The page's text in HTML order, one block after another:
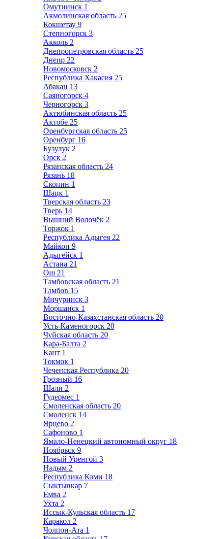
Омутнинск 1
Акмолинская область 25
Кокшетау 9
Степногорск 3
Акколь 2
Днепропетровская область 25
Днепр 22
Новомосковск 2
Республика Хакасия 25
Абакан 13
Саяногорск 4
Черногорск 3
Актюбинская область 25
Актобе 25
Оренбургская область 25
Оренбург 16
Бузулук 2
Орск 2
Рязанская область 24
Рязань 18
Скопин 1
Шацк 1
Тверская область 23
Тверь 14
Вышний Волочёк 2
Торжок 1
Республика Адыгея 22
Майкоп 9
Адыгейск 1
Астана 21
Ош 21
Тамбовская область 21
Тамбов 15
Мичуринск 3
Моршанск 1
Восточно-Казахстанская область 20
Усть-Каменогорск 20
Чуйская область 20
Кара-Балта 2
Кант 1
Токмок 1
Чеченская Республика 20
Грозный 16
Шали 2
Гудермес 1
Смоленская область 20
Смоленск 14
Ярцево 2
Сафоново 1
Ямало-Ненецкий автономный округ 18
Ноябрьск 9
Новый Уренгой 3
Надым 2
Республика Коми 18
Сыктывкар 7
Емва 2
Ухта 2
Иссык-Кульская область 17
Каракол 2
Чолпон-Ата 1